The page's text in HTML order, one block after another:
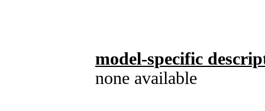
model-specific
none available